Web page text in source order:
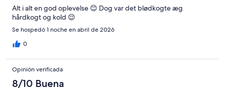
Alt i alt en god oplevelse 😊 Dog var det blødkogte æg
hårdkogt og kold 😌
Se hospedó 1 noche en abril de 2026
0
Opinión verificada
8/10 Buena